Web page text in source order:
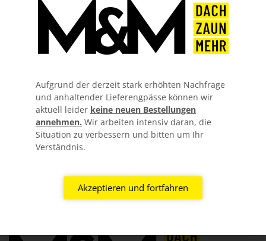
LIEFERUNG NUR 65,50€
KOSTENLOSER ZUSCHNITT
GUTE BERATUNG
Aufgrund der derzeit stark erhöhten Nachfrage
und anhaltender Lieferengpässe können wir
aktuell leider keine neuen Bestellungen
annehmen. Wir arbeiten intensiv daran, die
Situation zu verbessern und bitten um Ihr
Verständnis.
Akzeptieren und fortfahren